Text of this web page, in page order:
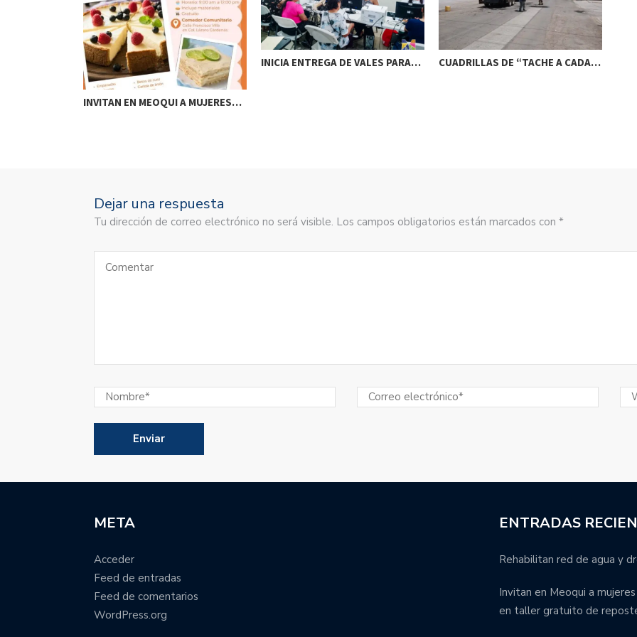
INVITAN EN MEOQUI A MUJERES…
INICIA ENTREGA DE VALES PARA… CUADRILLAS DE “TACHE A CADA…
Dejar una respuesta
Tu dirección de correo electrónico no será visible. Los campos obligatorios están marcados con *
META
Acceder
Feed de entradas
Feed de comentarios
WordPress.org
ENTRADAS
Rehabilitan red de agua y
Invitan en Meoqui a
en taller gratuito de